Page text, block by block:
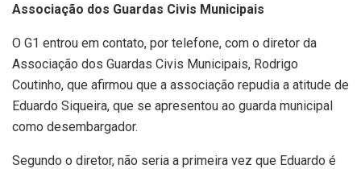
Associação dos Guardas Civis Municipais
O G1 entrou em contato, por telefone, com o diretor da
Associação dos Guardas Civis Municipais, Rodrigo
Coutinho, que afirmou que a associação repudia a atitude de
Eduardo Siqueira, que se apresentou ao guarda municipal
como desembargador.
Segundo o diretor, não seria a primeira vez que Eduardo é